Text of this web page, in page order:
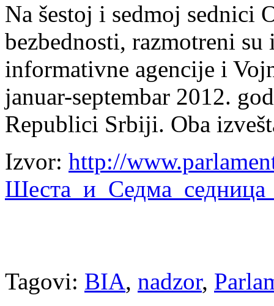
Na šestoj i sedmoj sednici
bezbednosti, razmotreni
informativne agencije i
januar-septembar 2012.
Republici Srbiji. Oba
Izvor: http://
Tagovi: BIA, nadzor,